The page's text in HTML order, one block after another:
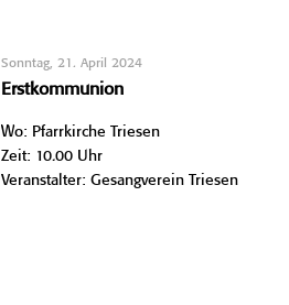
Sonntag, 21. April 2024
Erstkommunion
Wo: Pfarrkirche Triesen
Zeit: 10.00 Uhr
Veranstalter: Gesangverein Triesen